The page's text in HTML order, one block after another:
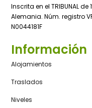
Inscrita en el TRIBUNAL de
Alemania. Núm. registro
N0044181F
Información
Alojamientos
Traslados
Niveles